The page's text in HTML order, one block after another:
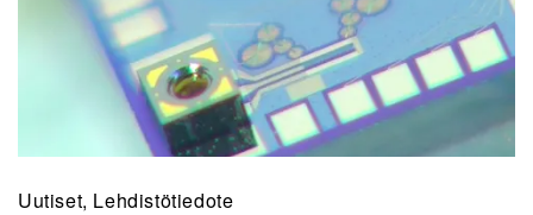
Uutiset, Lehdistötiedote